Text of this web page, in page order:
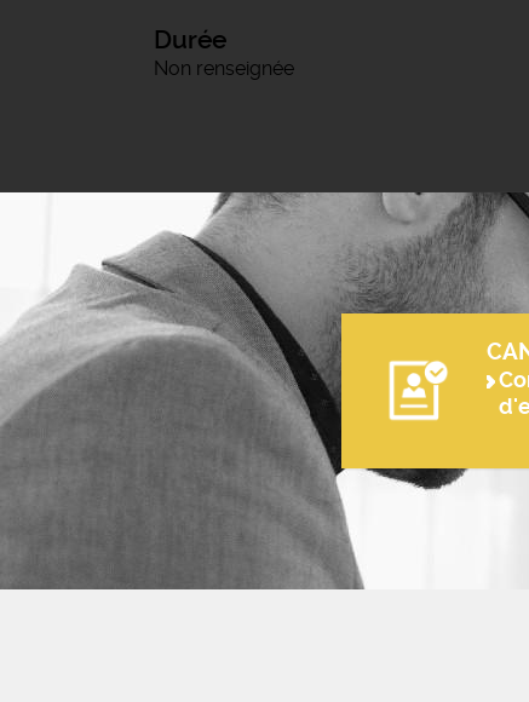
Durée
Non renseignée